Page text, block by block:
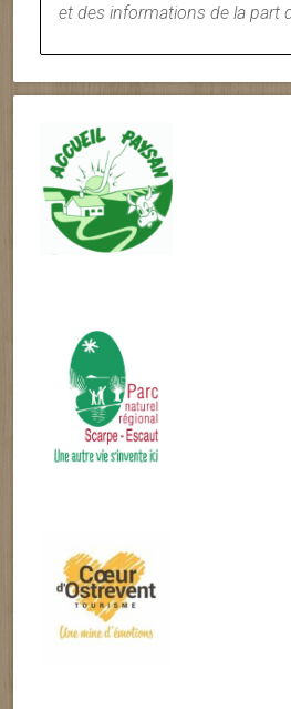
et des informations de la part